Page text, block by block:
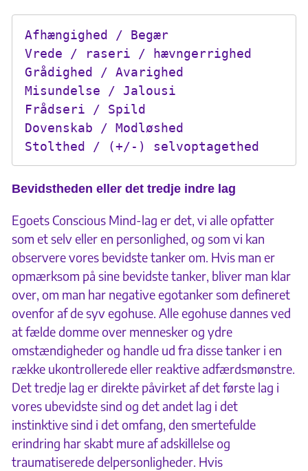
Afhængighed / Begær
Vrede / raseri / hævngerrighed
Grådighed / Avarighed
Misundelse / Jalousi
Frådseri / Spild
Dovenskab / Modløshed
Stolthed / (+/-) selvoptagethed
Bevidstheden eller det tredje indre lag
Egoets Conscious Mind-lag er det, vi alle opfatter
som et selv eller en personlighed, og som vi kan
observere vores bevidste tanker om. Hvis man er
opmærksom på sine bevidste tanker, bliver man klar
over, om man har negative egotanker som defineret
ovenfor af de syv egohuse. Alle egohuse dannes ved
at fælde domme over mennesker og ydre
omstændigheder og handle ud fra disse tanker i en
række ukontrollerede eller reaktive adfærdsmønstre.
Det tredje lag er direkte påvirket af det første lag i
vores ubevidste sind og det andet lag i det
instinktive sind i det omfang, den smertefulde
erindring har skabt mure af adskillelse og
traumatiserede delpersonligheder. Hvis